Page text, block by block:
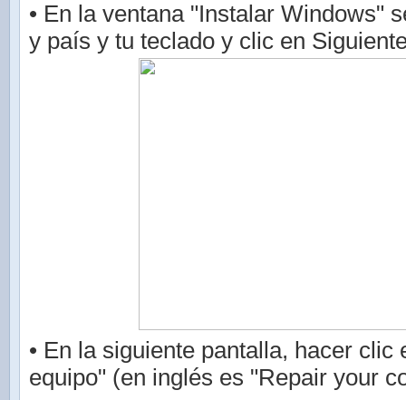
• En la ventana "Instalar Windows"
y país y tu teclado y clic en
• En la siguiente pantalla, hacer clic
equipo" (en inglés es "Repair your